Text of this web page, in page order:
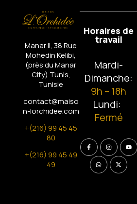
Manar II, 38 Rue
Mohedin Kelibi,
(près du Manar
City) Tunis,
Tunisie
contact@maiso
n-lorchidee.com
+(216) 99 45 45
80
+(216) 99 45 49
49
Horaires de
travail
Mardi-
Dimanche:
9h – 18h
Lundi:
Fermé